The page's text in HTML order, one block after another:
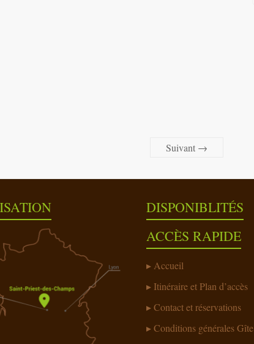
Suivant →
DISPONIBLITÉS
ACCÈS RAPIDE
Accueil
Itinéraire et Plan d’accès
Contact et réservations
Conditions générales Gîte